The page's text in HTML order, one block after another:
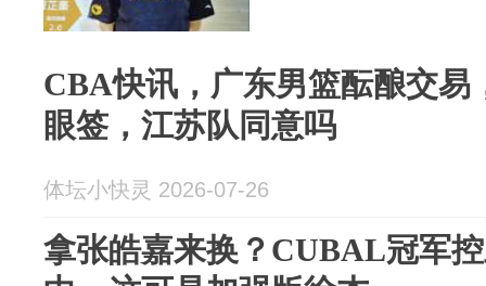
CBA快讯，广东男篮酝酿交易
眼签，江苏队同意吗
体坛小快灵 2026-07-26
拿张皓嘉来换？CUBAL冠军